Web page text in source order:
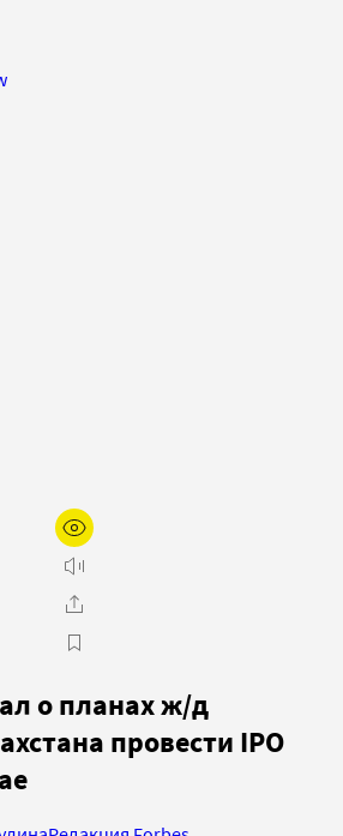
о планах ж/д
провести IPO